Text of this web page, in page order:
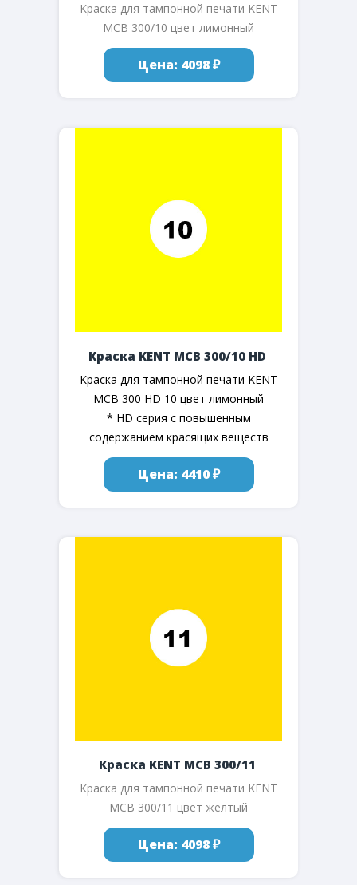
Краска для тампонной печати KENT
MCB 300/10 цвет лимонный
Цена: 4098 ₽
Краска KENT MCB 300/10 HD
Краска для тампонной печати KENT
MCB 300 HD 10 цвет лимонный
* HD серия с повышенным
содержанием красящих веществ
Цена: 4410 ₽
Краска KENT MCB 300/11
Краска для тампонной печати KENT
MCB 300/11 цвет желтый
Цена: 4098 ₽